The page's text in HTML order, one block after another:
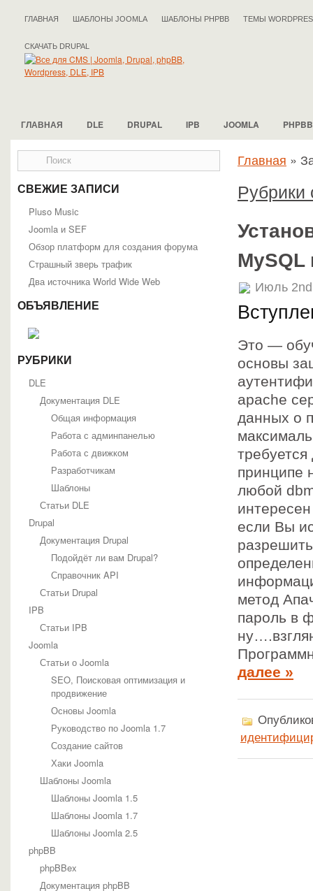
ГЛАВНАЯ ШАБЛОНЫ JOOMLA ШАБЛОНЫ PHPBB ТЕМЫ
СКАЧАТЬ DRUPAL
ГЛАВНАЯ DLE DRUPAL IPB JOOMLA PHPBB
СВЕЖИЕ ЗАПИСИ
Pluso Musiс
Joomla и SEF
Обзор платформ для создания форума
Страшный зверь трафик
Два источника World Wide Web
ОБЪЯВЛЕНИЕ
РУБРИКИ
DLE
Документация DLE
Общая информация
Работа с админпанелью
Работа с движком
Разработчикам
Шаблоны
Статьи DLE
Drupal
Документация Drupal
Подойдёт ли вам Drupal?
Справочник API
Статьи Drupal
IPB
Статьи IPB
Joomla
Статьи о Joomla
SEO, Поисковая оптимизация и
продвижение
Основы Joomla
Руководство по Joomla 1.7
Создание сайтов
Хаки Joomla
Шаблоны Joomla
Шаблоны Joomla 1.5
Шаблоны Joomla 1.7
Шаблоны Joomla 2.5
phpBB
phpBBex
Документация phpBB
Главная »
Рубрики
MySQL
Июль
Это —
основы
apache
данных о
принципе
любой
если Вы
метод
пароль в
далее »